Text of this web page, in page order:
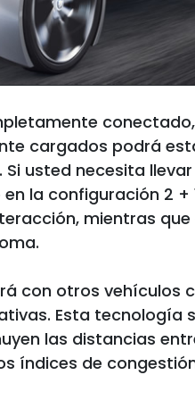
cargados podrá
usted necesita
la configuración 2 +
mientras
con otros vehículos
Esta tecnología
las distancias
índices de